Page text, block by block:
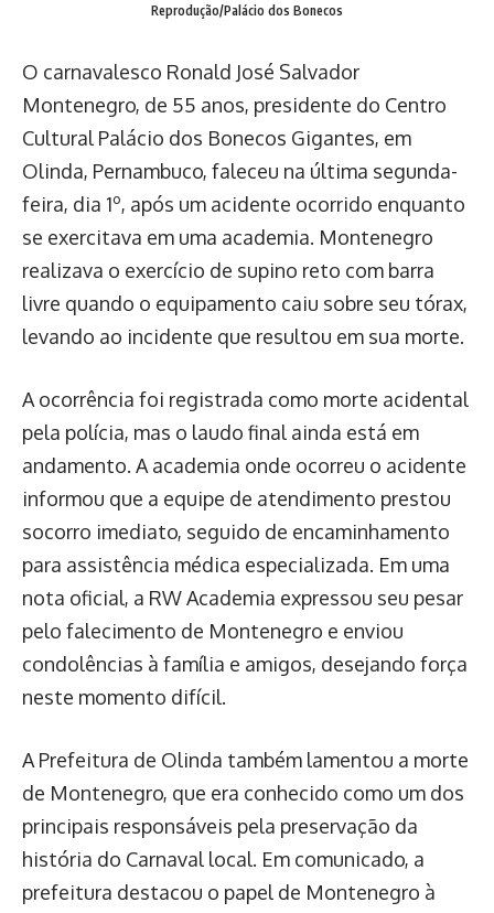
Reprodução/Palácio dos Bonecos
O carnavalesco Ronald José Salvador
Montenegro, de 55 anos, presidente do Centro
Cultural Palácio dos Bonecos Gigantes, em
Olinda, Pernambuco, faleceu na última segunda-
feira, dia 1º, após um acidente ocorrido enquanto
se exercitava em uma academia. Montenegro
realizava o exercício de supino reto com barra
livre quando o equipamento caiu sobre seu tórax,
levando ao incidente que resultou em sua morte.
A ocorrência foi registrada como morte acidental
pela polícia, mas o laudo final ainda está em
andamento. A academia onde ocorreu o acidente
informou que a equipe de atendimento prestou
socorro imediato, seguido de encaminhamento
para assistência médica especializada. Em uma
nota oficial, a RW Academia expressou seu pesar
pelo falecimento de Montenegro e enviou
condolências à família e amigos, desejando força
neste momento difícil.
A Prefeitura de Olinda também lamentou a morte
de Montenegro, que era conhecido como um dos
principais responsáveis pela preservação da
história do Carnaval local. Em comunicado, a
prefeitura destacou o papel de Montenegro à